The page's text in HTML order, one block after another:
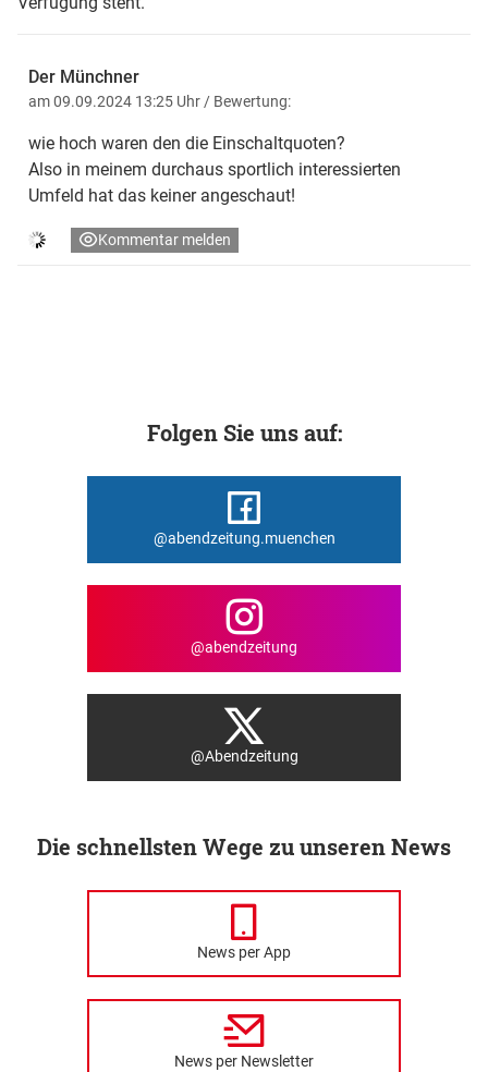
Der Münchner
am 09.09.2024 13:25 Uhr / Bewertung:
wie hoch waren den die Einschaltquoten?
Also in meinem durchaus sportlich interessierten
Umfeld hat das keiner angeschaut!
Kommentar melden
Folgen Sie uns auf:
@abendzeitung.muenchen
@abendzeitung
@Abendzeitung
Die schnellsten Wege zu unseren News
News per App
News per Newsletter